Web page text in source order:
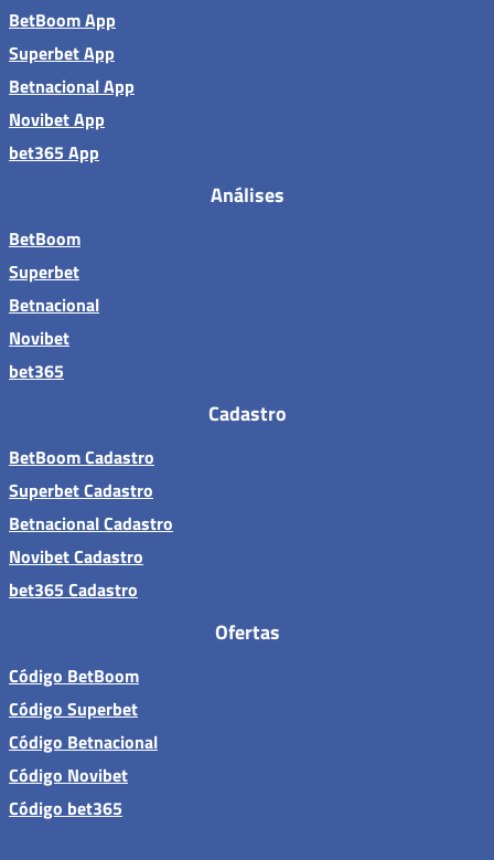
BetBoom App
Superbet App
Betnacional App
Novibet App
bet365 App
Análises
BetBoom
Superbet
Betnacional
Novibet
bet365
Cadastro
BetBoom Cadastro
Superbet Cadastro
Betnacional Cadastro
Novibet Cadastro
bet365 Cadastro
Ofertas
Código BetBoom
Código Superbet
Código Betnacional
Código Novibet
Código bet365